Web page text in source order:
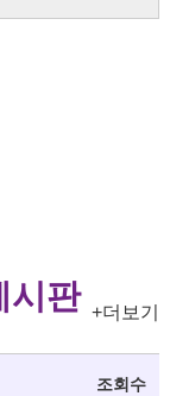
시판 +더보기
조회수